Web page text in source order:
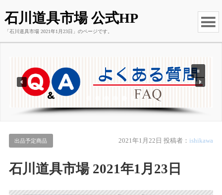
石川道具市場 公式HP
「石川道具市場 2021年1月23日」のページです。
出品予定商品 2021年1月22日 投稿者：ishikawa
石川道具市場 2021年1月23日